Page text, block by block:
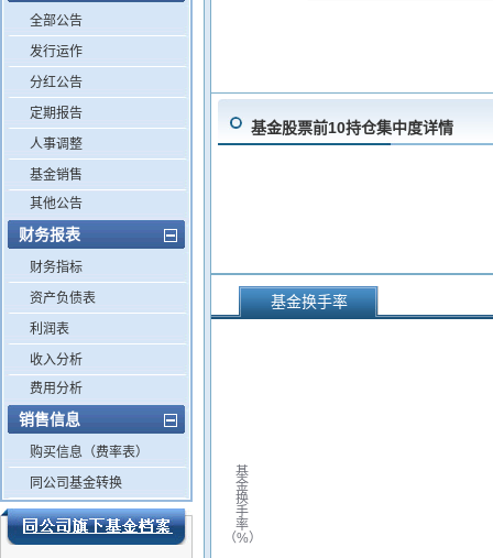
全部公告
发行运作
分红公告
定期报告
人事调整
基金销售
其他公告
财务报表
财务指标
资产负债表
利润表
收入分析
费用分析
销售信息
购买信息（费率表）
同公司基金转换
基金股票前10持仓集中度详情
基金换手率
基
金
换
手
率
（%）